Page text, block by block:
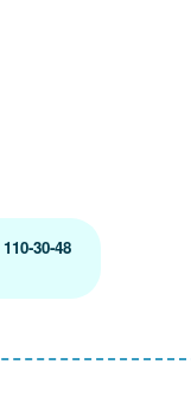
30-48